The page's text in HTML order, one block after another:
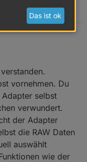
dann so aus:
Lichtschalter. Dieser
rpc adapters im
es z.B. den
mit der ID
Das wird dann unser
z.b. mit der ID
linkedObject
all deinen skripten.
gegen einen
nur wieder für
das die gleiche ID
funktionieren wieder
dort ja die ID des
vornehmen. Du
selbst
verwundert.
der Adapter
die RAW Daten
auswählt
wie der
Das ist ok